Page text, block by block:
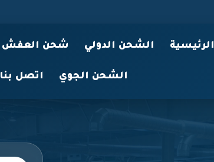
الرئيسية الشحن الدولي شحن العفش
الشحن الجوي اتصل بنا